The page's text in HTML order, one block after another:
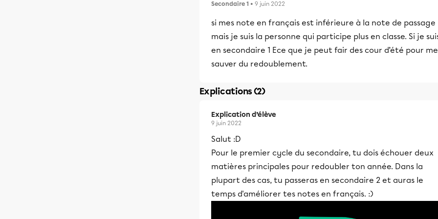
Secondaire 1 • 9 juin 2022
si mes note en français est inférieure à la note de passage
mais je suis la personne qui participe plus en classe. Si je
en secondaire 1 Ece que je peut fair des cour d’été pour me
sauver du redoublement.
Explications (2)
Explication d’élève
9 juin 2022
Salut :D
Pour le premier cycle du secondaire, tu dois échouer deux
matières principales pour redoubler ton année. Dans la
plupart des cas, tu passeras en secondaire 2 et auras le
temps d'améliorer tes notes en français. :)